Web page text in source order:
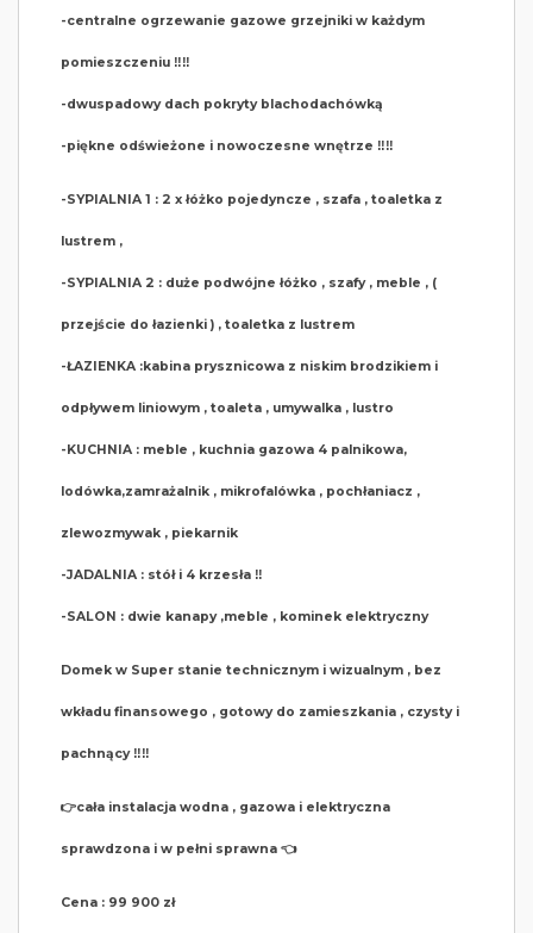
-centralne ogrzewanie gazowe grzejniki w każdym
pomieszczeniu ‼️‼️
-dwuspadowy dach pokryty blachodachówką
-piękne odświeżone i nowoczesne wnętrze ‼️‼️
-SYPIALNIA 1 : 2 x łóżko pojedyncze , szafa , toaletka z
lustrem ,
-SYPIALNIA 2 : duże podwójne łóżko , szafy , meble , (
przejście do łazienki ) , toaletka z lustrem
-ŁAZIENKA :kabina prysznicowa z niskim brodzikiem i
odpływem liniowym , toaleta , umywalka , lustro
-KUCHNIA : meble , kuchnia gazowa 4 palnikowa,
lodówka,zamrażalnik , mikrofalówka , pochłaniacz ,
zlewozmywak , piekarnik
-JADALNIA : stół i 4 krzesła ‼️
-SALON : dwie kanapy ,meble , kominek elektryczny
Domek w Super stanie technicznym i wizualnym , bez
wkładu finansowego , gotowy do zamieszkania , czysty i
pachnący ‼️‼️
👉cała instalacja wodna , gazowa i elektryczna
sprawdzona i w pełni sprawna 👈
Cena : 99 900 zł